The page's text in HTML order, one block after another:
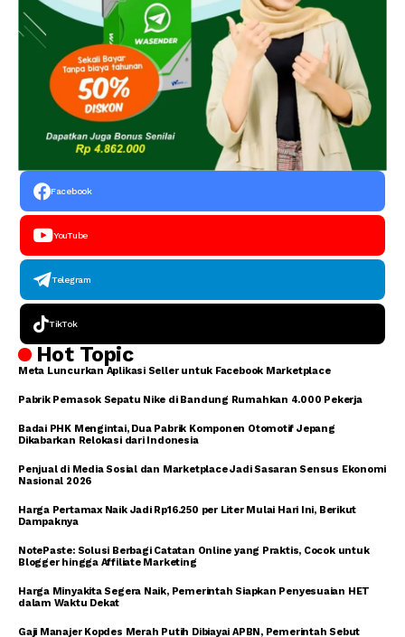
Facebook
YouTube
Telegram
TikTok
Hot Topic
Meta Luncurkan Aplikasi Seller untuk Facebook Marketplace
Pabrik Pemasok Sepatu Nike di Bandung Rumahkan 4.000 Pekerja
Badai PHK Mengintai, Dua Pabrik Komponen Otomotif Jepang
Dikabarkan Relokasi dari Indonesia
Penjual di Media Sosial dan Marketplace Jadi Sasaran Sensus Ekonomi
Nasional 2026
Harga Pertamax Naik Jadi Rp16.250 per Liter Mulai Hari Ini, Berikut
Dampaknya
NotePaste: Solusi Berbagi Catatan Online yang Praktis, Cocok untuk
Blogger hingga Affiliate Marketing
Harga Minyakita Segera Naik, Pemerintah Siapkan Penyesuaian HET
dalam Waktu Dekat
Gaji Manajer Kopdes Merah Putih Dibiayai APBN, Pemerintah Sebut